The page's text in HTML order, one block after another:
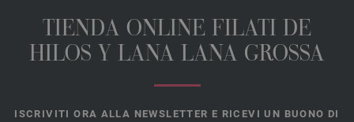
TIENDA ONLINE FILATI DE
HILOS Y LANA LANA GROSSA
ISCRIVITI ORA ALLA NEWSLETTER E RICEVI UN BUONO DI